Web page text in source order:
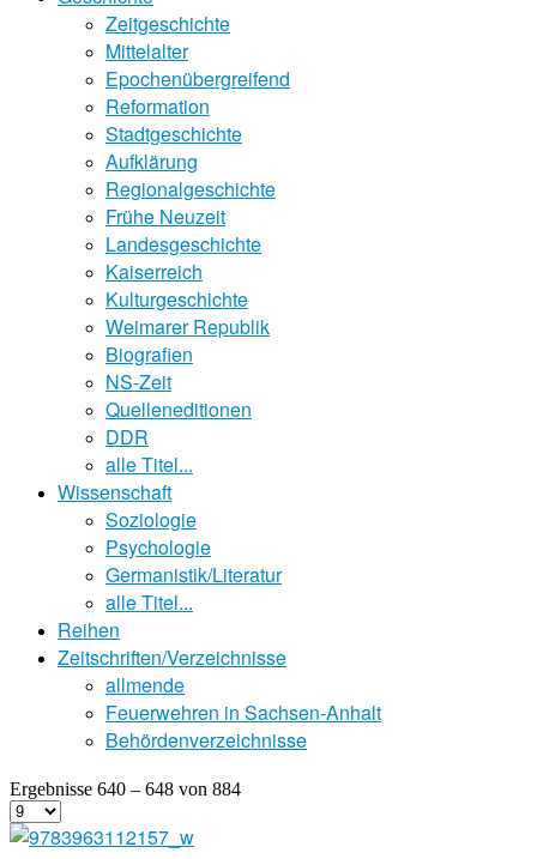
Zeitgeschichte
Mittelalter
Epochenübergreifend
Reformation
Stadtgeschichte
Aufklärung
Regionalgeschichte
Frühe Neuzeit
Landesgeschichte
Kaiserreich
Kulturgeschichte
Weimarer Republik
Biografien
NS-Zeit
Quelleneditionen
DDR
alle Titel...
Wissenschaft
Soziologie
Psychologie
Germanistik/Literatur
alle Titel...
Reihen
Zeitschriften/Verzeichnisse
allmende
Feuerwehren in Sachsen-Anhalt
Behördenverzeichnisse
Ergebnisse 640 – 648 von 884